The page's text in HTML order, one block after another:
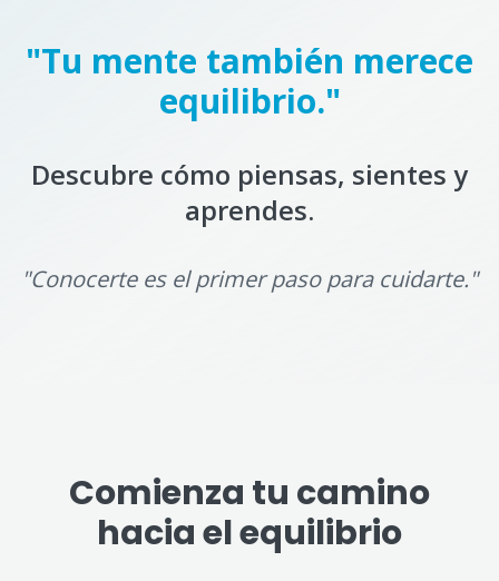
"Tu mente también merece
equilibrio."
Descubre cómo piensas, sientes y
aprendes.
"Conocerte es el primer paso para cuidarte."
Comienza tu camino
hacia el equilibrio